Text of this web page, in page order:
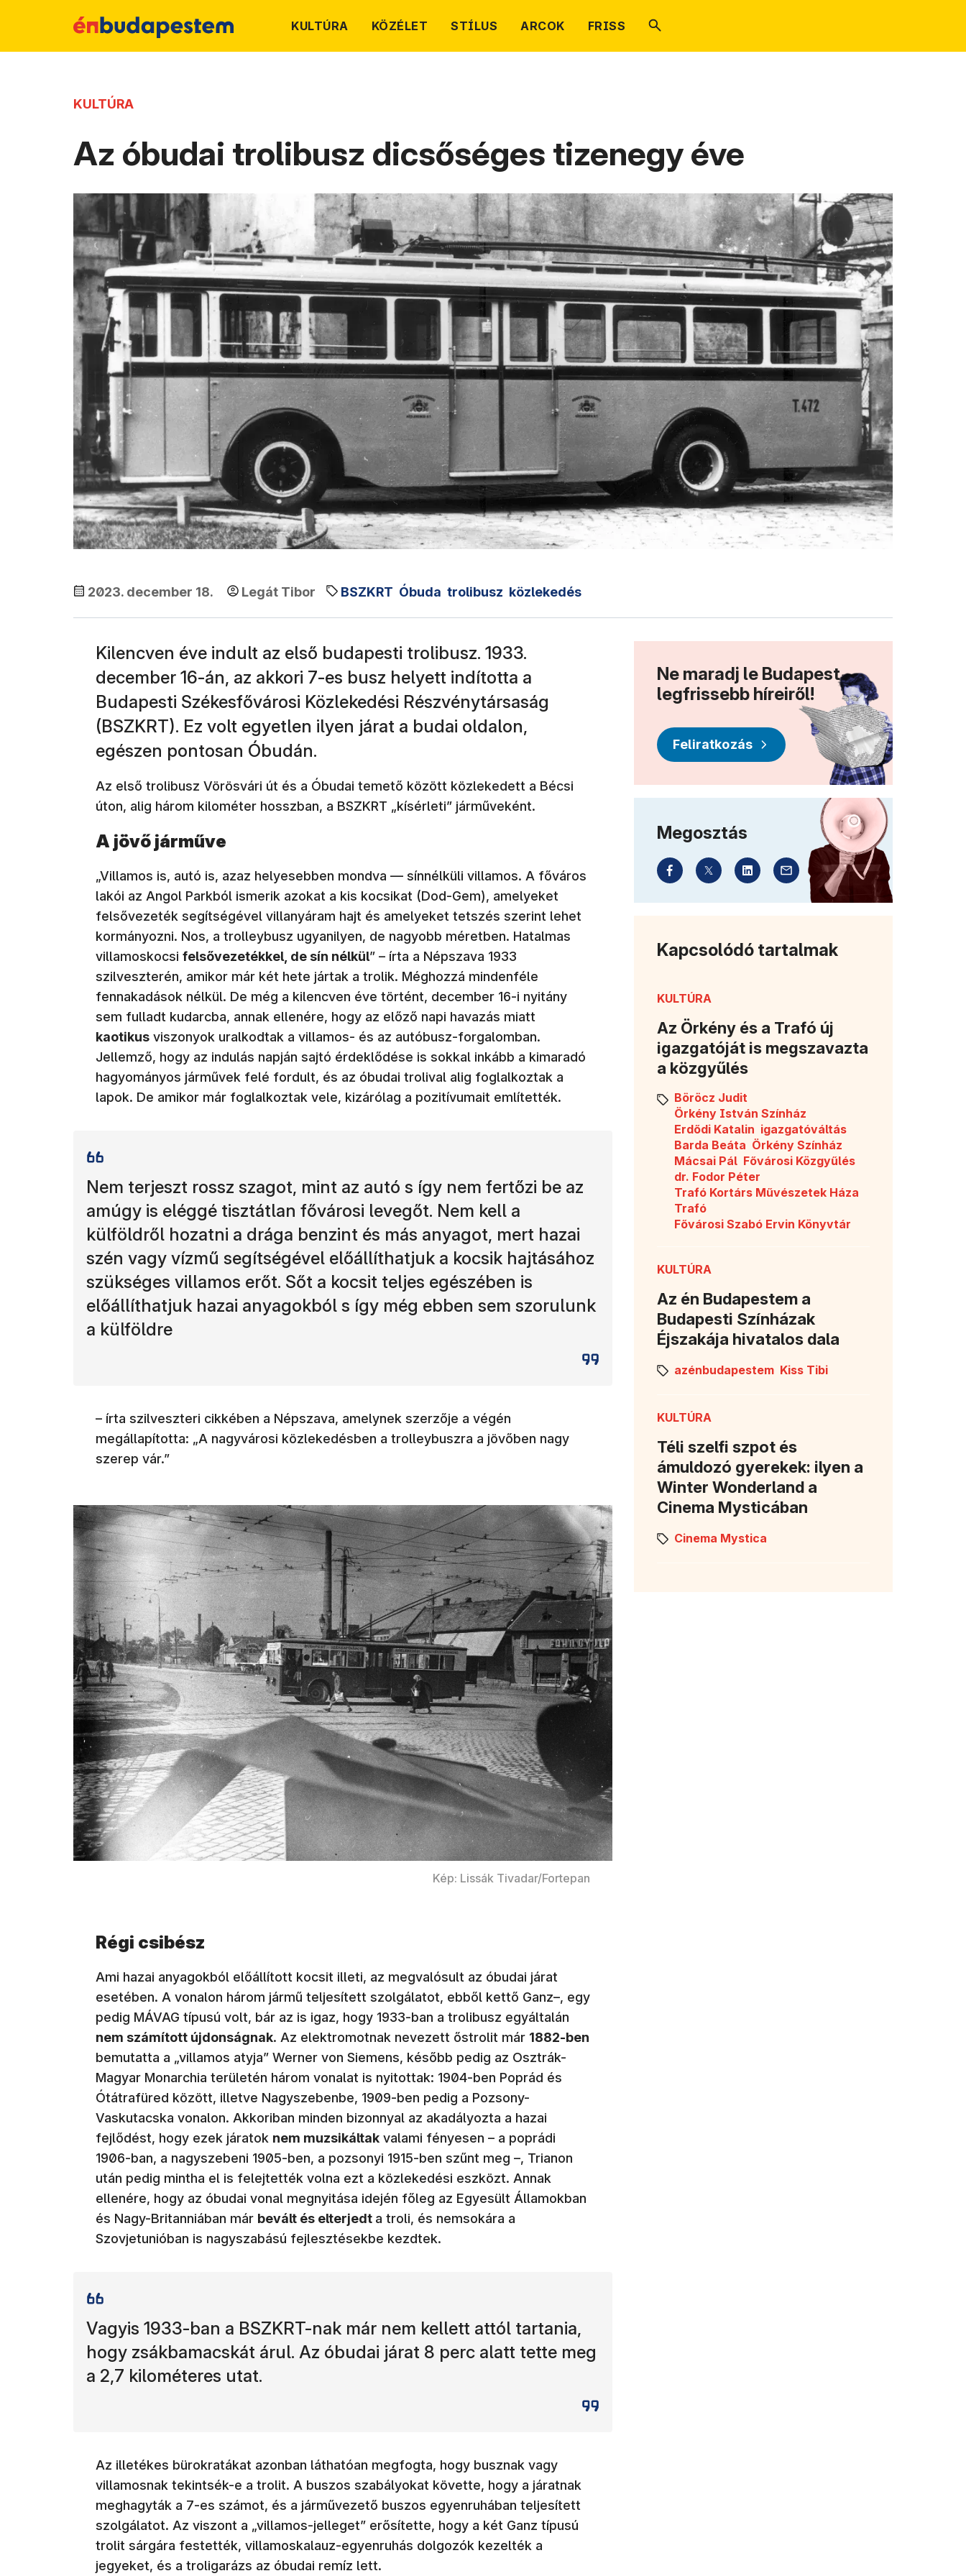
KULTÚRA KÖZÉLET STÍLUS ARCOK FRISS
KULTÚRA
Az óbudai trolibusz dicsőséges tizenegy éve
2023. december 18. Legát Tibor BSZKRT Óbuda trolibusz közlekedés
Kilencven éve indult az első budapesti trolibusz. 1933.
december 16-án, az akkori 7-es busz helyett indította a
Budapesti Székesfővárosi Közlekedési Részvénytársaság
(BSZKRT). Ez volt egyetlen ilyen járat a budai oldalon,
egészen pontosan Óbudán.
Az első trolibusz Vörösvári út és a Óbudai temető között közlekedett a Bécsi
úton, alig három kilométer hosszban, a BSZKRT „kísérleti” járműveként.
A jövő járműve
„Villamos is, autó is, azaz helyesebben mondva — sínnélküli villamos. A főváros
lakói az Angol Parkból ismerik azokat a kis kocsikat (Dod-Gem), amelyeket
felsővezeték segítségével villanyáram hajt és amelyeket tetszés szerint lehet
kormányozni. Nos, a trolleybusz ugyanilyen, de nagyobb méretben. Hatalmas
villamoskocsi felsővezetékkel, de sín nélkül” – írta a Népszava 1933
szilveszterén, amikor már két hete jártak a trolik. Méghozzá mindenféle
fennakadások nélkül. De még a kilencven éve történt, december 16-i nyitány
sem fulladt kudarcba, annak ellenére, hogy az előző napi havazás miatt
kaotikus viszonyok uralkodtak a villamos- és az autóbusz-forgalomban.
Jellemző, hogy az indulás napján sajtó érdeklődése is sokkal inkább a kimaradó
hagyományos járművek felé fordult, és az óbudai trolival alig foglalkoztak a
lapok. De amikor már foglalkoztak vele, kizárólag a pozitívumait említették.
Nem terjeszt rossz szagot, mint az autó s így nem fertőzi be az
amúgy is eléggé tisztátlan fővárosi levegőt. Nem kell a
külföldről hozatni a drága benzint és más anyagot, mert hazai
szén vagy vízmű segítségével előállíthatjuk a kocsik hajtásához
szükséges villamos erőt. Sőt a kocsit teljes egészében is
előállíthatjuk hazai anyagokból s így még ebben sem szorulunk
a külföldre
– írta szilveszteri cikkében a Népszava, amelynek szerzője a végén
megállapította: „A nagyvárosi közlekedésben a trolleybuszra a jövőben nagy
szerep vár.”
Kép: Lissák Tivadar/Fortepan
Régi csibész
Ami hazai anyagokból előállított kocsit illeti, az megvalósult az óbudai járat
esetében. A vonalon három jármű teljesített szolgálatot, ebből kettő Ganz–, egy
pedig MÁVAG típusú volt, bár az is igaz, hogy 1933-ban a trolibusz egyáltalán
nem számított újdonságnak. Az elektromotnak nevezett őstrolit már 1882-ben
bemutatta a „villamos atyja” Werner von Siemens, később pedig az Osztrák-
Magyar Monarchia területén három vonalat is nyitottak: 1904-ben Poprád és
Ótátrafüred között, illetve Nagyszebenbe, 1909-ben pedig a Pozsony-
Vaskutacska vonalon. Akkoriban minden bizonnyal az akadályozta a hazai
fejlődést, hogy ezek járatok nem muzsikáltak valami fényesen – a poprádi
1906-ban, a nagyszebeni 1905-ben, a pozsonyi 1915-ben szűnt meg –, Trianon
után pedig mintha el is felejtették volna ezt a közlekedési eszközt. Annak
ellenére, hogy az óbudai vonal megnyitása idején főleg az Egyesült Államokban
és Nagy-Britanniában már bevált és elterjedt a troli, és nemsokára a
Szovjetunióban is nagyszabású fejlesztésekbe kezdtek.
Vagyis 1933-ban a BSZKRT-nak már nem kellett attól tartania,
hogy zsákbamacskát árul. Az óbudai járat 8 perc alatt tette meg
a 2,7 kilométeres utat.
Az illetékes bürokratákat azonban láthatóan megfogta, hogy busznak vagy
villamosnak tekintsék-e a trolit. A buszos szabályokat követte, hogy a járatnak
meghagyták a 7-es számot, és a járművezető buszos egyenruhában teljesített
szolgálatot. Az viszont a „villamos-jelleget” erősítette, hogy a két Ganz típusú
trolit sárgára festették, villamoskalauz-egyenruhás dolgozók kezelték a
jegyeket, és a troligarázs az óbudai remíz lett.
Ne maradj le Budapest
legfrissebb híreiről!
Feliratkozás
Megosztás
Kapcsolódó tartalmak
KULTÚRA
Az Örkény és a Trafó új
igazgatóját is megszavazta
a közgyűlés
Böröcz Judit
Örkény István Színház
Erdődi Katalin igazgatóváltás
Barda Beáta Örkény Színház
Mácsai Pál Fővárosi Közgyűlés
dr. Fodor Péter
Trafó Kortárs Művészetek Háza
Trafó
Fővárosi Szabó Ervin Könyvtár
KULTÚRA
Az én Budapestem a
Budapesti Színházak
Éjszakája hivatalos dala
azénbudapestem Kiss Tibi
KULTÚRA
Téli szelfi szpot és
ámuldozó gyerekek: ilyen a
Winter Wonderland a
Cinema Mysticában
Cinema Mystica